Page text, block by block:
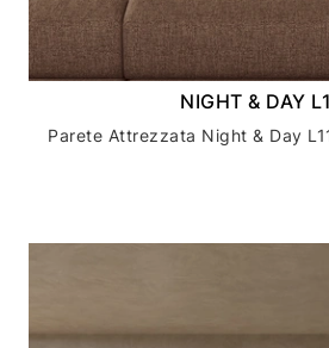
NIGHT & DAY